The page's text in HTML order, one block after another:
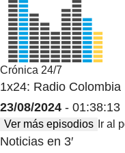
Crónica 24/7
1x24: Radio Colombia
23/08/2024 - 01:38:13
Ver más episodios Ir al
Noticias en 3′